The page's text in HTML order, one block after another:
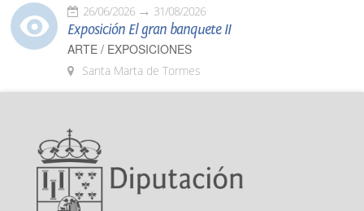
26/06/2026 31/08/2026
Exposición El gran banquete II
ARTE / EXPOSICIONES
Santa Marta de Tormes